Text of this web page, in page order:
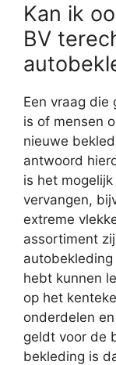
Kan ik
BV
Een vraag
is of mensen
nieuwe
antwoord
is het
vervangen,
extreme
assortiment
hebt kunnen
op het
onderdelen
geldt voor de
bekleding is